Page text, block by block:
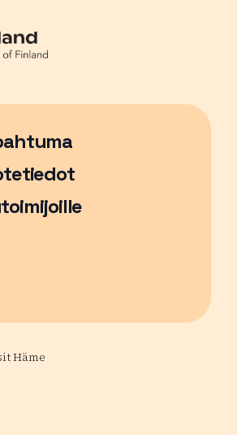
uudessa ikkunassa
uudessa ikkunassa
uudessa ikkunassa
uudessa
avautuu uudessa
Häme